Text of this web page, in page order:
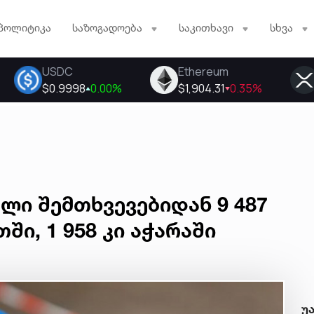
საზოგადოება საკითხავი სხვა
შემთხვევებიდან 9 487
1 958 კი აჭარაში